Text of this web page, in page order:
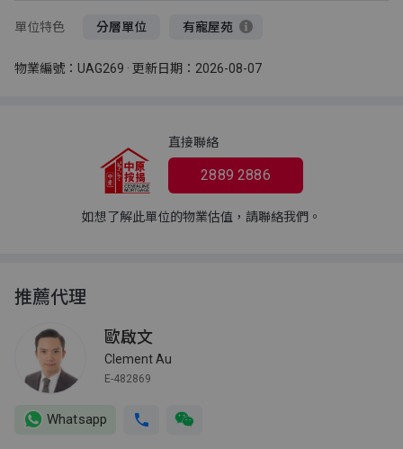
單位特色 分層單位 有寵屋苑
物業編號：UAG269 · 更新日期：2026-08-07
直接聯絡
2889 2886
如想了解此單位的物業估值，請聯絡我們。
推薦代理
歐啟文
Clement Au
E-482869
Whatsapp